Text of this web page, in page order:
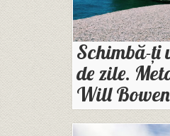
Schimbă-ți
de zile.
Will Bowen